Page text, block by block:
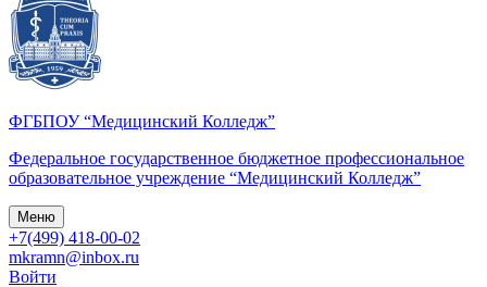
ФГБПОУ “Медицинский Колледж”
Федеральное государственное бюджетное профессиональное
образовательное учреждение “Медицинский Колледж”
Меню
+7(499) 418-00-02
mkramn@inbox.ru
Войти